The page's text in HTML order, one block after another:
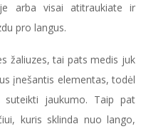
arba visai atitraukiate ir
pro langus.
žaliuzes, tai pats medis juk
įnešantis elementas, todėl
jaukumo. Taip pat
kuris sklinda nuo lango,